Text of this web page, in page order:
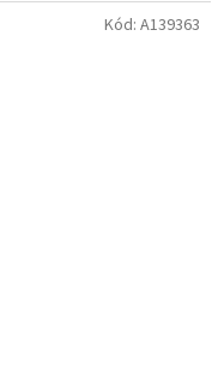
Kód: A139363